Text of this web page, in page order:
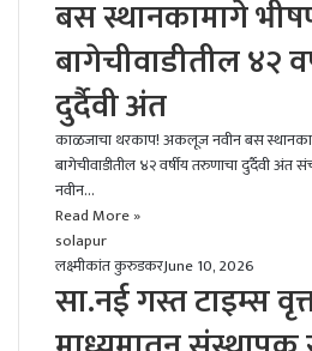
बस स्थानकामागे
बागेचीवाडीतील ४२
दुर्दैवी अंत
काळजाचा थरकाप! अकलूज नवीन बस
बागेचीवाडीतील ४२ वर्षीय तरुणाचा दुर्दैवी
नवीन…
Read More »
solapur
लक्ष्मीकांत कुरुडकरJune 10, 2026
सा.नई गस्त टाइम्स